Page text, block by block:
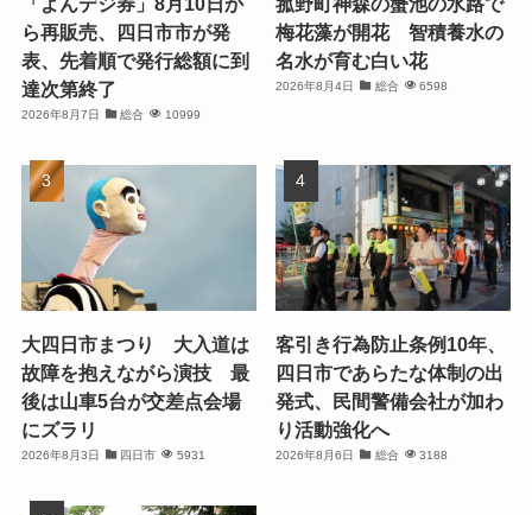
ら再販売、四日市市が発
表、先着順で発行総額に到
達次第終了
2026年8月7日 総合 10999
梅花藻が開花 智積養水の
名水が育む白い花
2026年8月4日 総合 6598
大四日市まつり 大入道は
故障を抱えながら演技 最
後は山車5台が交差点会場
にズラリ
2026年8月3日 四日市 5931
客引き行為防止条例10年、
四日市であらたな体制の出
発式、民間警備会社が加わ
り活動強化へ
2026年8月6日 総合 3188